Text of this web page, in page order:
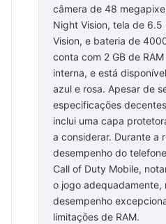
câmera de 48
Night Vision, tela de
Vision, e bateria de
conta com 2 GB de
interna, e está
azul e rosa. Apesar de
especificações
inclui uma capa
a considerar. Durante a
desempenho do
Call of Duty Mobile,
o jogo adequadamente,
desempenho
limitações de RAM.